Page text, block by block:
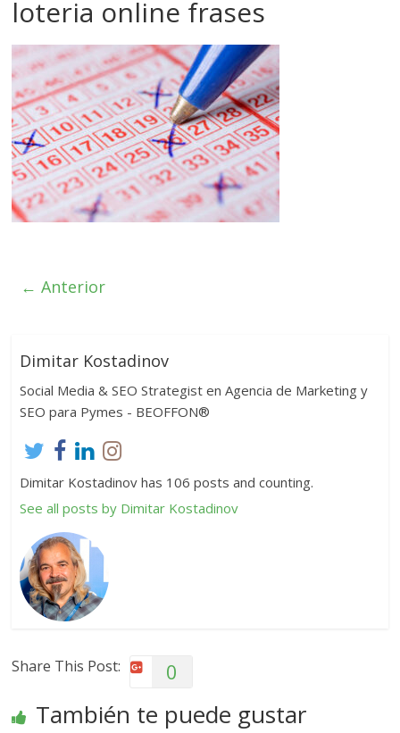
loteria online frases
← Anterior
Dimitar Kostadinov
Social Media & SEO Strategist en Agencia de Marketing y
SEO para Pymes - BEOFFON®
Dimitar Kostadinov has 106 posts and counting.
See all posts by Dimitar Kostadinov
Share This Post: 0
También te puede gustar